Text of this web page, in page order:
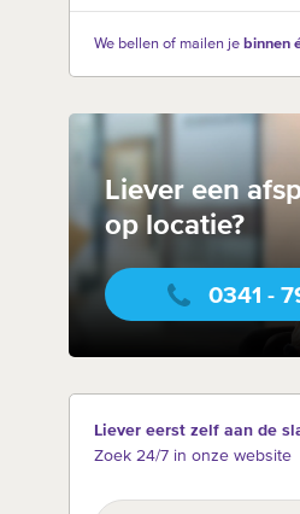
We bellen of mailen je binnen
Liever een
op locatie?
0341 -
Liever eerst zelf aan de
Zoek 24/7 in onze website